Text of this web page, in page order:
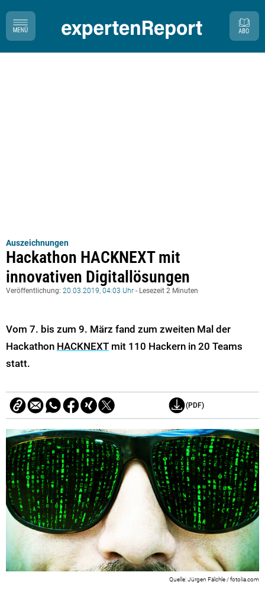
Auszeichnungen
Hackathon HACKNEXT mit
innovativen Digitallösungen
Veröffentlichung: 20.03.2019, 04:03 Uhr - Lesezeit 2 Minuten
Vom 7. bis zum 9. März fand zum zweiten Mal der
Hackathon HACKNEXT mit 110 Hackern in 20 Teams
statt.
(PDF)
Jürgen Fälchle / fotolia.com